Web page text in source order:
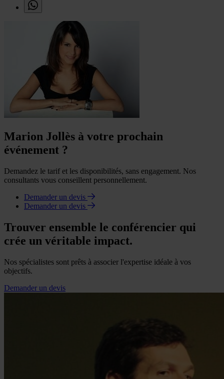
Marion Jollès à votre prochain
événement ?
Demandez le tarif et les disponibilités, sans engagement. Nos
consultants vous conseillent personnellement.
Demander un devis
Demander un devis
Trouver ensemble le conférencier qui
crée un véritable impact.
Nos spécialistes sont prêts à associer l'expertise idéale à vos
objectifs.
Demander un devis